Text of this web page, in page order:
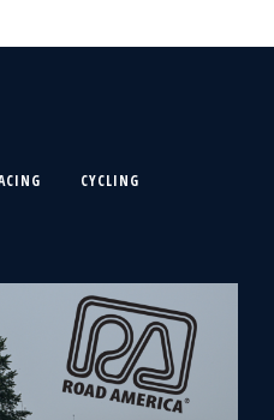
CYCLING